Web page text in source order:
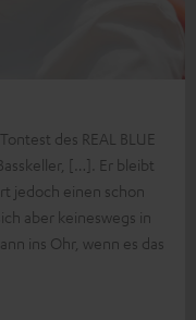
des REAL BLUE
[…]. Er bleibt
jedoch einen schon
aber keineswegs in
ins Ohr, wenn es das